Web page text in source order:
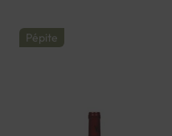
Pépite